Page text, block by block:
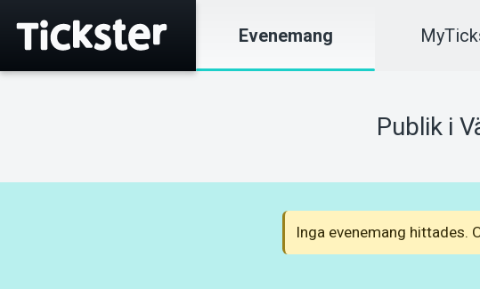
Evenemang
Publik i
Inga evenemang hittades.